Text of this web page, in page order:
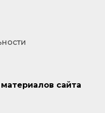
сайта